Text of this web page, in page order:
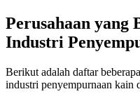
Perusahaan yang
Industri
Berikut adalah daftar
industri penyempurnaan kain